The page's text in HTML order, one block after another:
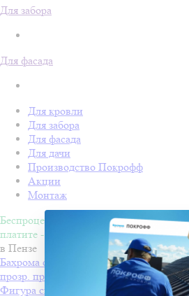
Для забора
Для фасада
Для кровли
Для забора
Для фасада
Для дачи
Производство Покрофф
Акции
Монтаж
Беспроцентная рассрочка на 4 месяца.
платите - потом!
в Пензе
Бахрома светодиодн INFINILITE
прозр. пров., соед., бел. хол от 1270 ₽
Фигура световая "Олени везут Санта